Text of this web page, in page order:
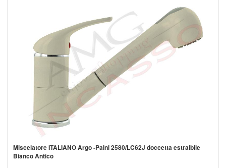
Miscelatore ITALIANO Argo -Paini 2580/LC62J doccetta estraibile
Bianco Antico